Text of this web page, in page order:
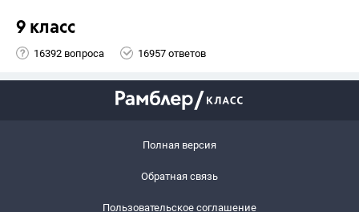
9 класс
16392 вопроса 16957 ответов
Полная версия
Обратная связь
Пользовательское соглашение